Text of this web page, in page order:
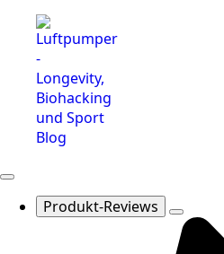
Produkt-Reviews